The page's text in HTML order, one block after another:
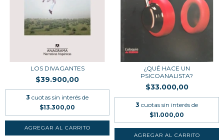
LOS DIVAGANTES
$39.900,00
3 cuotas sin interés de
$13.300,00
¿QUÉ HACE UN
PSICOANALISTA?
$33.000,00
3 cuotas sin interés de
$11.000,00